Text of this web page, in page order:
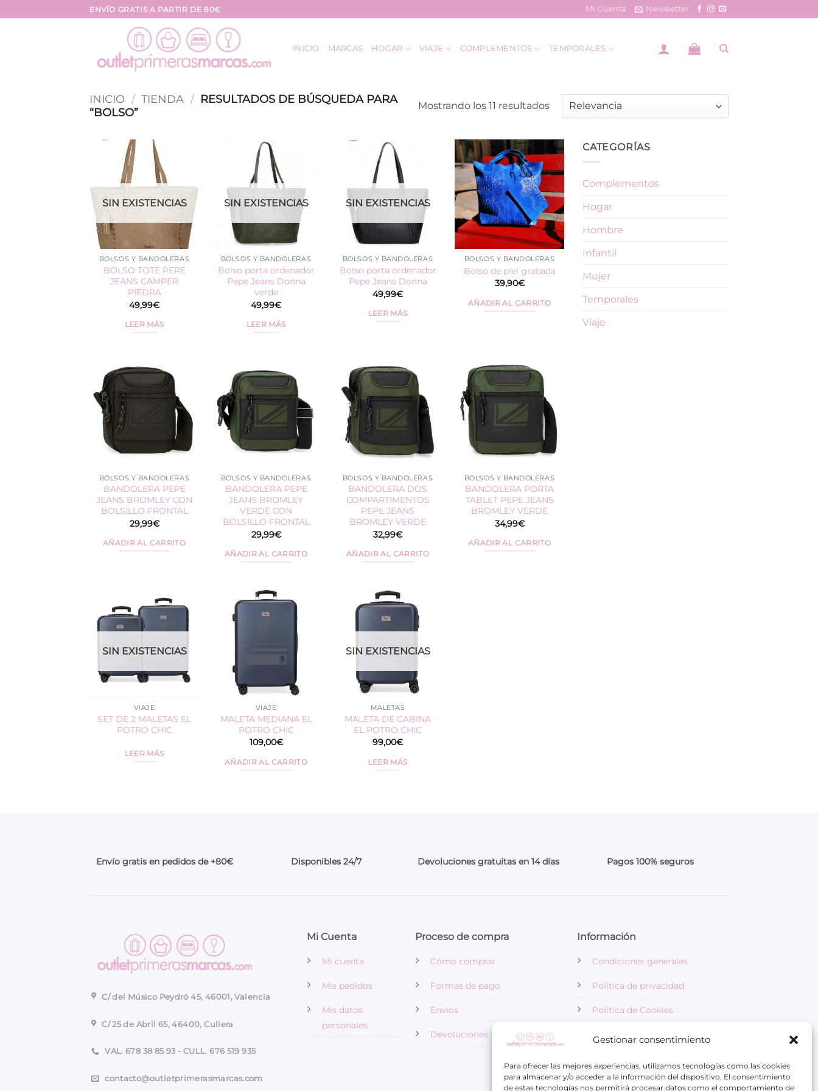
Gestionar consentimiento
Para ofrecer las mejores experiencias, utilizamos tecnologías como las cookies
para almacenar y/o acceder a la información del dispositivo. El consentimiento
de estas tecnologías nos permitirá procesar datos como el comportamiento de
al
ENVÍO GRATIS A PARTIR DE 80€ Mi Cuenta Newsletter
INICIO MARCAS HOGAR VIAJE COMPLEMENTOS TEMPORALES
INICIO / TIENDA / RESULTADOS DE BÚSQUEDA PARA
“BOLSO”
Mostrando los 11 resultadosOrdenado
por
últimos
SIN EXISTENCIAS
BOLSOS Y BANDOLERAS
BOLSO TOTE PEPE
JEANS CAMPER
PIEDRA
49,99€
LEER MÁS
SIN EXISTENCIAS
BOLSOS Y BANDOLERAS
Bolso porta ordenador
Pepe Jeans Donna
verde
49,99€
LEER MÁS
SIN EXISTENCIAS
BOLSOS Y BANDOLERAS
Bolso porta ordenador
Pepe Jeans Donna
49,99€
LEER MÁS
BOLSOS Y BANDOLERAS
Bolso de piel grabada
39,90€
AÑADIR AL CARRITO
BOLSOS Y BANDOLERAS
BANDOLERA PEPE
JEANS BROMLEY CON
BOLSILLO FRONTAL
29,99€
AÑADIR AL CARRITO
BOLSOS Y BANDOLERAS
BANDOLERA PEPE
JEANS BROMLEY
VERDE CON
BOLSILLO FRONTAL
29,99€
AÑADIR AL CARRITO
BOLSOS Y BANDOLERAS
BANDOLERA DOS
COMPARTIMENTOS
PEPE JEANS
BROMLEY VERDE
32,99€
AÑADIR AL CARRITO
BOLSOS Y BANDOLERAS
BANDOLERA PORTA
TABLET PEPE JEANS
BROMLEY VERDE
34,99€
AÑADIR AL CARRITO
SIN EXISTENCIAS
VIAJE
SET DE 2 MALETAS EL
POTRO CHIC
LEER MÁS
VIAJE
MALETA MEDIANA EL
POTRO CHIC
109,00€
AÑADIR AL CARRITO
SIN EXISTENCIAS
MALETAS
MALETA DE CABINA
EL POTRO CHIC
99,00€
LEER MÁS
CATEGORÍAS
Complementos
Hogar
Hombre
Infantil
Mujer
Temporales
Viaje
Envío gratis en pedidos de +80€ Disponibles 24/7 Devoluciones gratuitas en 14 días Pagos 100% seguros
C/ del Músico Peydró 45, 46001, Valencia
C/ 25 de Abril 65, 46400, Cullera
VAL. 678 38 85 93 - CULL. 676 519 935
contacto@outletprimerasmarcas.com
Mi Cuenta
Mi cuenta
Mis pedidos
Mis datos
personales
Proceso de compra
Cómo comprar
Formas de pago
Envíos
Devoluciones
Información
Condiciones generales
Política de privacidad
Política de Cookies
Aviso Legal